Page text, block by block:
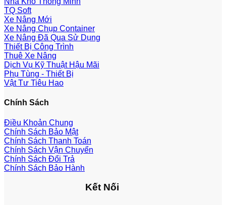
TQ Soft
Xe Nâng Mới
Xe Nâng Chụp Container
Xe Nâng Đã Qua Sử Dụng
Thiết Bị Công Trình
Thuê Xe Nâng
Dịch Vụ Kỹ Thuật Hậu Mãi
Phụ Tùng - Thiết Bị
Vật Tư Tiêu Hao
Chính Sách
Điều Khoản Chung
Chính Sách Bảo Mật
Chính Sách Thanh Toán
Chính Sách Vận Chuyển
Chính Sách Đổi Trả
Chính Sách Bảo Hành
Kết Nối